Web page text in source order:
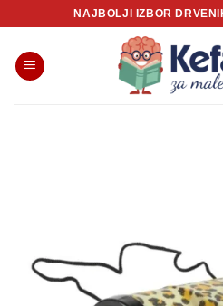
content
NAJBOLJI IZBOR